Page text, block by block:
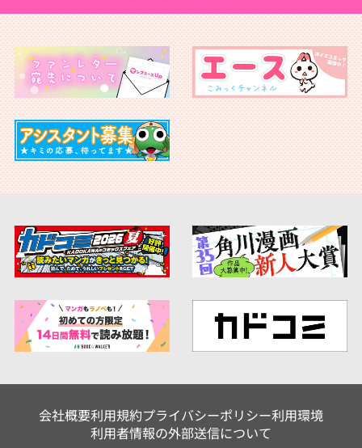
会社概要利用規約プライバシーポリシー利用環境
利用者情報の外部送信について